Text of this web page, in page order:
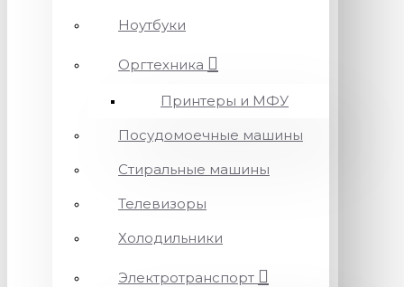
Ноутбуки
Оргтехника
Принтеры и МФУ
Посудомоечные машины
Стиральные машины
Телевизоры
Холодильники
Электротранспорт